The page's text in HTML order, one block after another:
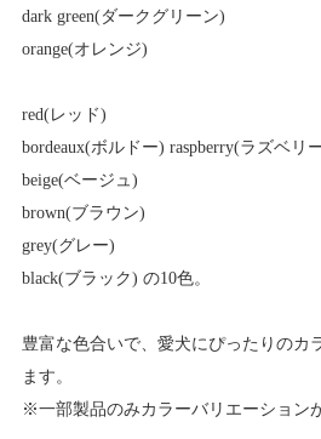
dark green(ダークグリーン)
orange(オレンジ)
red(レッド)
bordeaux(ボルドー) raspberry(ラズベリ
beige(ベージュ)
brown(ブラウン)
grey(グレー)
black(ブラック) の10色。
豊富な色合いで、愛犬にぴったりのカ
ます。
※一部製品のみカラーバリエーション